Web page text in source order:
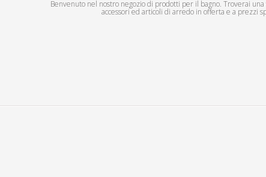
Benvenuto nel nostro negozio di prodotti per il bagno. Troverai una
accessori ed articoli di arredo in offerta e a prezzi